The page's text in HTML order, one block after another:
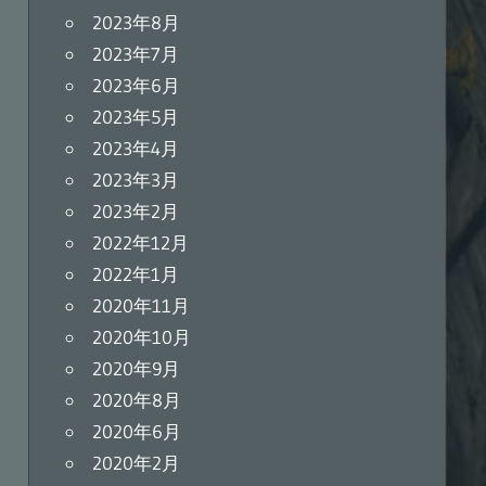
2023年8月
2023年7月
2023年6月
2023年5月
2023年4月
2023年3月
2023年2月
2022年12月
2022年1月
2020年11月
2020年10月
2020年9月
2020年8月
2020年6月
2020年2月